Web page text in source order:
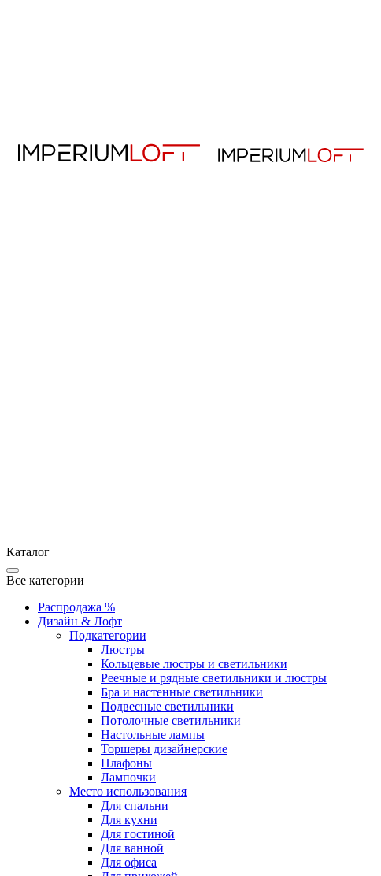
Каталог
Все категории
Распродажа %
Дизайн & Лофт
Подкатегории
Люстры
Кольцевые люстры и светильники
Реечные и рядные светильники и люстры
Бра и настенные светильники
Подвесные светильники
Потолочные светильники
Настольные лампы
Торшеры дизайнерские
Плафоны
Лампочки
Место использования
Для спальни
Для кухни
Для гостиной
Для ванной
Для офиса